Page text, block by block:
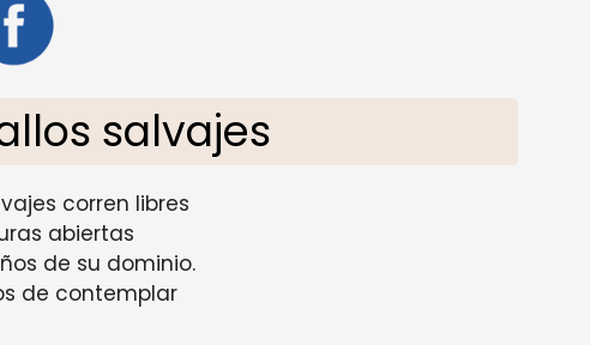
salvajes
corren libres
abiertas
de su dominio.
de contemplar